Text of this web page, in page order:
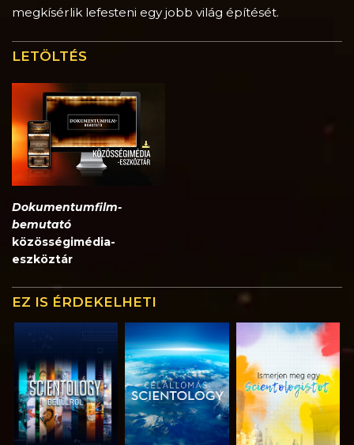
megkísérlik lefesteni egy jobb világ építését.
LETÖLTÉS
Dokumentumfilm-
bemutató
közösségimédia-
eszköztár
EZ IS ÉRDEKELHETI